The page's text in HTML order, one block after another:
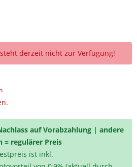
derzeit nicht zur Verfügung!
auf Vorabzahlung | andere
= regulärer Preis
ist inkl.